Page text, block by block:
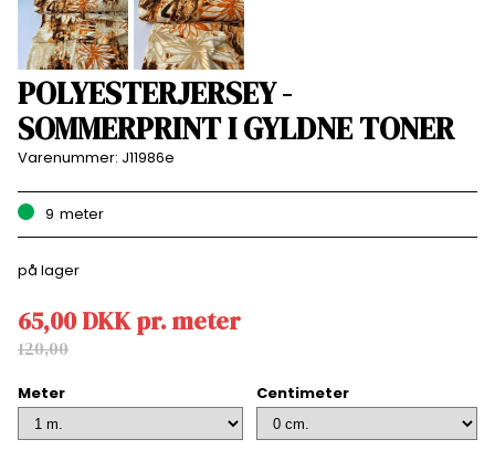
POLYESTERJERSEY -
SOMMERPRINT I GYLDNE TONER
Varenummer: J11986e
9 meter
på lager
65,00DKKpr.meter
120,00
Meter Centimeter